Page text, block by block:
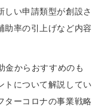
しい申請類型が創設さ
助率の引上げなど内容
金からおすすめのも
トについて解説してい
ターコロナの事業戦略